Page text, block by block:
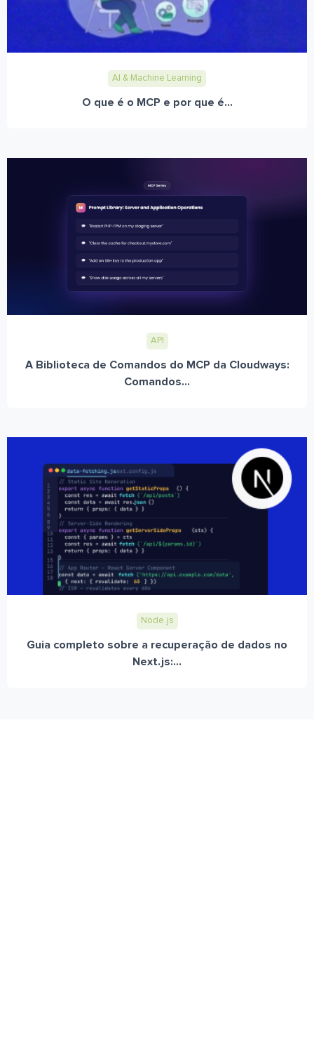
AI & Machine Learning
O que é o MCP e por que é...
API
A Biblioteca de Comandos do MCP da Cloudways:
Comandos...
Node.js
Guia completo sobre a recuperação de dados no
Next.js:...